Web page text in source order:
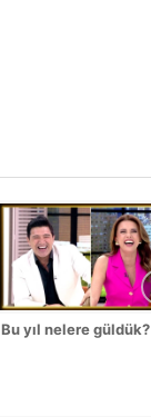
Bu yıl nelere güldük?